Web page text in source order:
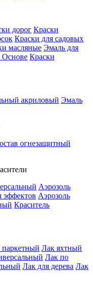
дорог Краски
Краски для садовых
масляные Эмаль для
Краски
акриловый Эмаль
огнезащитный
Аэрозоль
эффектов Аэрозоль
Краситель
Лак яхтный
Лак по
Лак для дерева Лак